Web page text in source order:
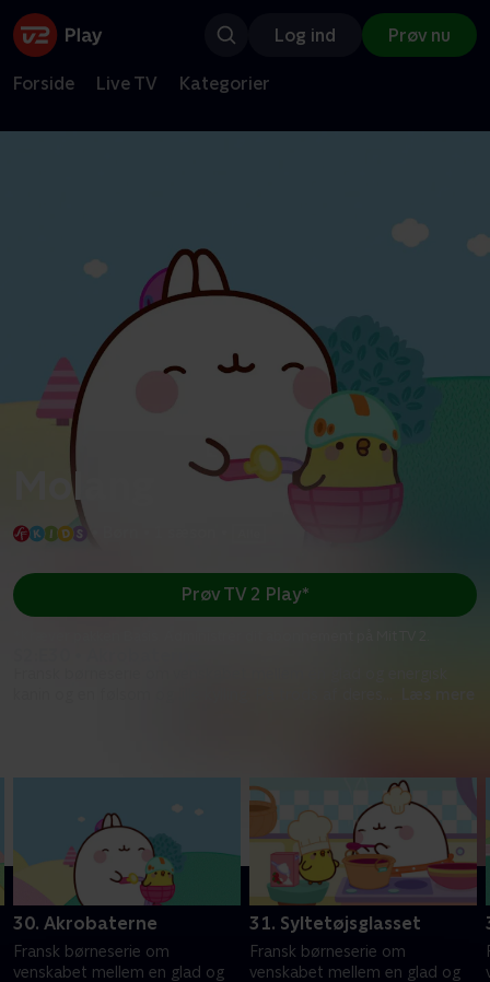
Log ind Prøv nu
Forside Live TV Kategorier
Molang
Prøv TV 2 Play*
30. Akrobaterne
Fransk børneserie om
venskabet mellem en glad og
31. Syltetøjsglasset
Fransk børneserie om
venskabet mellem en glad og